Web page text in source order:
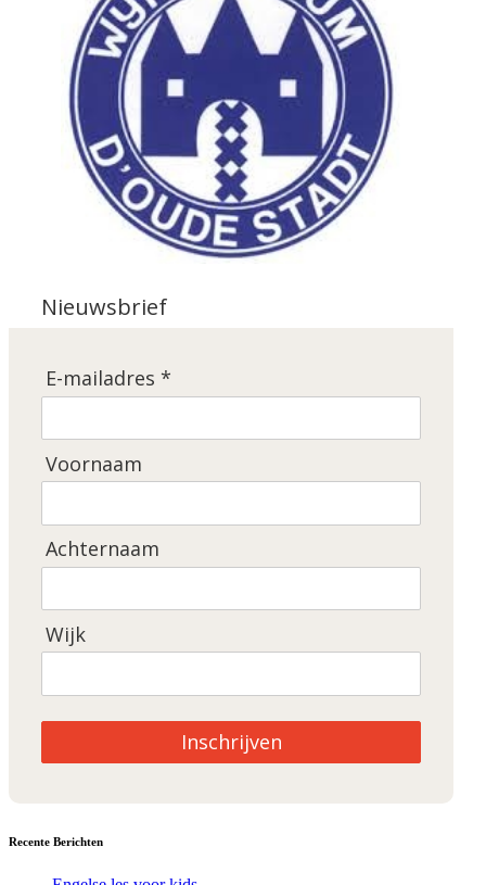
Nieuwsbrief
E-mailadres *
Voornaam
Achternaam
Wijk
Inschrijven
Recente Berichten